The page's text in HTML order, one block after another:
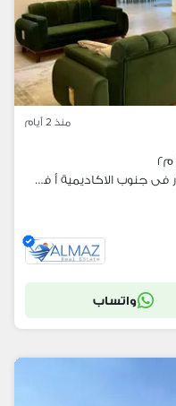
منذ 2 أيام
بيزمنت مفروش بجاردن 200 متر للايجار فى جنوب الاكاديمية أ في التجمع الاول بالقرب من كايرو فستيفال
واتساب